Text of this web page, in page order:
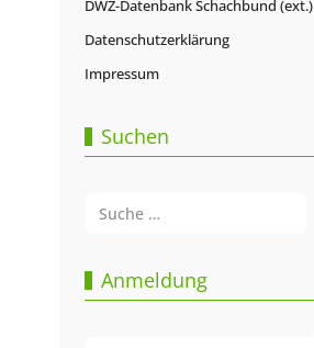
DWZ-Datenbank Schachbund (ext.)
Datenschutzerklärung
Impressum
Suchen
Anmeldung